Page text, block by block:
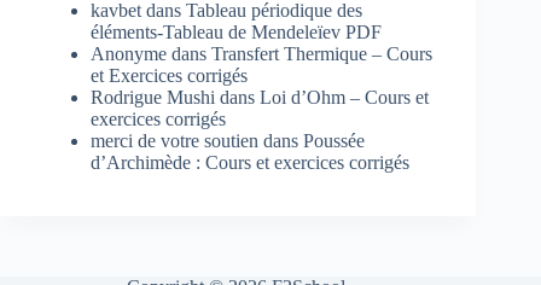
kavbet dans Tableau périodique des
éléments-Tableau de Mendeleïev PDF
Anonyme dans Transfert Thermique – Cours
et Exercices corrigés
Rodrigue Mushi dans Loi d’Ohm – Cours et
exercices corrigés
merci de votre soutien dans Poussée
d’Archimède : Cours et exercices corrigés